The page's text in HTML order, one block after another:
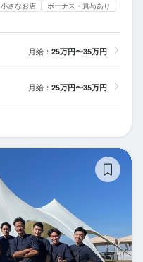
小さなお店
ボーナス・賞与あり
月給： 25万円〜35万円
月給： 25万円〜35万円